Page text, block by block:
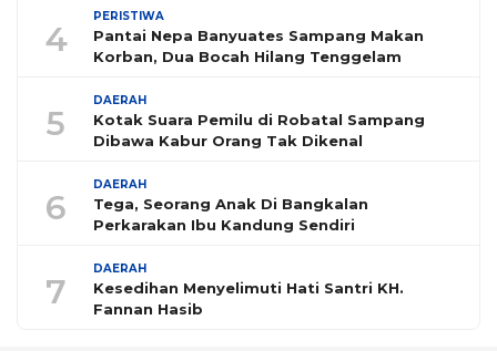
4
PERISTIWA
Pantai Nepa Banyuates Sampang Makan
Korban, Dua Bocah Hilang Tenggelam
5
DAERAH
Kotak Suara Pemilu di Robatal Sampang
Dibawa Kabur Orang Tak Dikenal
6
DAERAH
Tega, Seorang Anak Di Bangkalan
Perkarakan Ibu Kandung Sendiri
7
DAERAH
Kesedihan Menyelimuti Hati Santri KH.
Fannan Hasib